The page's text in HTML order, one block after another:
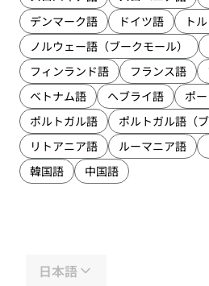
デンマーク語
ドイツ語
ト
ノルウェー語（ブークモール）
フィンランド語
フランス語
ベトナム語
ヘブライ語
ポ
ポルトガル語
ポルトガル語（ブ
リトアニア語
ルーマニア語
韓国語
中国語
日本語